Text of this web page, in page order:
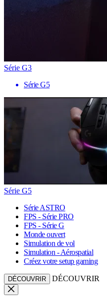
Série G3
Série G5
Série G5
Série ASTRO
FPS - Série PRO
FPS - Série G
Monde ouvert
Simulation de vol
Simulation - Aérospatial
Créez votre setup gaming
DÉCOUVRIR DÉCOUVRIR